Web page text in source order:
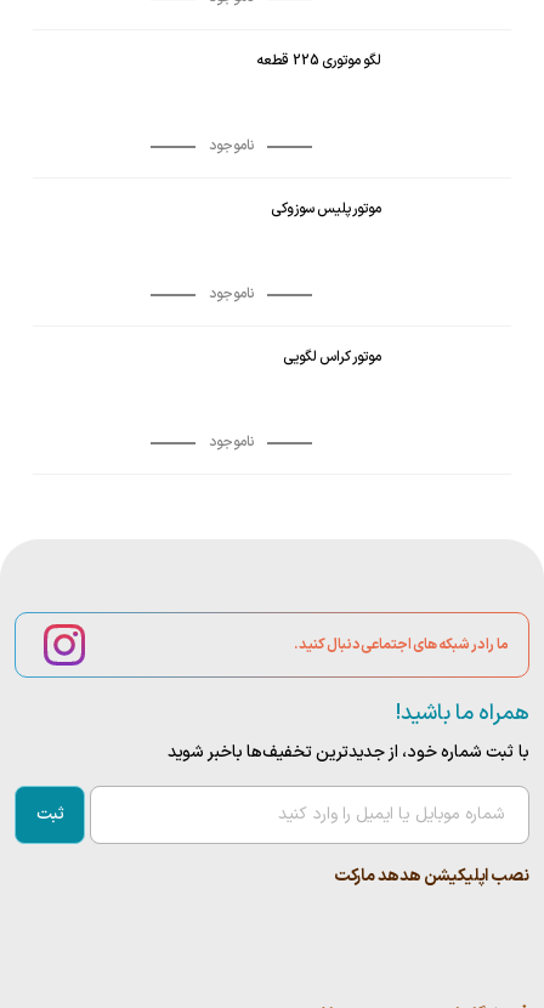
لگو موتوری 225 قطعه
ناموجود
موتور پلیس سوزوکی
ناموجود
موتور کراس لگویی
ناموجود
ما را در شبکه های اجتماعی دنبال کنید.
همراه ما باشید!
با ثبت شماره خود، از جدید‌ترین تخفیف‌ها با‌خبر شوید
ثبت
نصب اپلیکیشن هدهد مارکت